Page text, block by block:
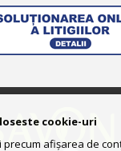
cookie-uri
precum afișarea de